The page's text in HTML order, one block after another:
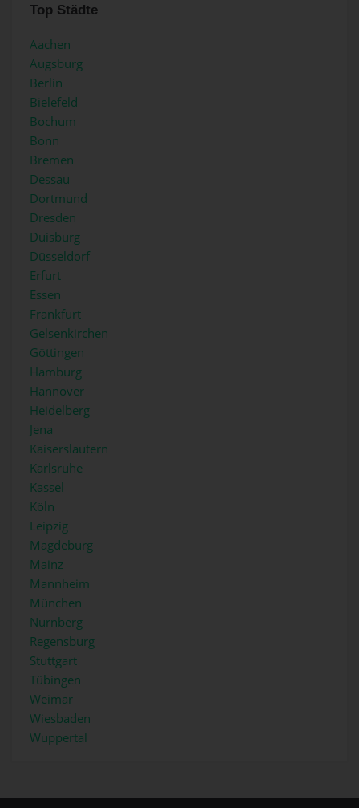
Top Städte
Aachen
Augsburg
Berlin
Bielefeld
Bochum
Bonn
Bremen
Dessau
Dortmund
Dresden
Duisburg
Düsseldorf
Erfurt
Essen
Frankfurt
Gelsenkirchen
Göttingen
Hamburg
Hannover
Heidelberg
Jena
Kaiserslautern
Karlsruhe
Kassel
Köln
Leipzig
Magdeburg
Mainz
Mannheim
München
Nürnberg
Regensburg
Stuttgart
Tübingen
Weimar
Wiesbaden
Wuppertal